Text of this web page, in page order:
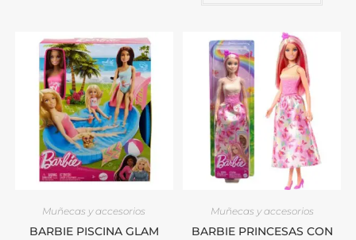
Muñecas y accesorios
BARBIE PISCINA GLAM
Muñecas y accesorios
BARBIE PRINCESAS CON